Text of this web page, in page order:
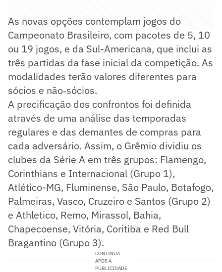
As novas opções contemplam jogos do
Campeonato Brasileiro, com pacotes de 5, 10
ou 19 jogos, e da Sul-Americana, que inclui as
três partidas da fase inicial da competição. As
modalidades terão valores diferentes para
sócios e não‑sócios.
A precificação dos confrontos foi definida
através de uma análise das temporadas
regulares e das demantes de compras para
cada adversário. Assim, o Grêmio dividiu os
clubes da Série A em três grupos: Flamengo,
Corinthians e Internacional (Grupo 1),
Atlético-MG, Fluminense, São Paulo, Botafogo,
Palmeiras, Vasco, Cruzeiro e Santos (Grupo 2)
e Athletico, Remo, Mirassol, Bahia,
Chapecoense, Vitória, Coritiba e Red Bull
Bragantino (Grupo 3).
CONTINUA
APÓS A
PUBLICIDADE